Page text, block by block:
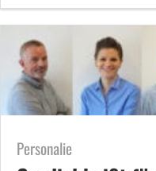
Personalie